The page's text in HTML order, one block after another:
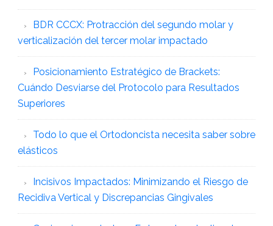
BDR CCCX: Protracción del segundo molar y
verticalización del tercer molar impactado
Posicionamiento Estratégico de Brackets:
Cuándo Desviarse del Protocolo para Resultados
Superiores
Todo lo que el Ortodoncista necesita saber sobre
elásticos
Incisivos Impactados: Minimizando el Riesgo de
Recidiva Vertical y Discrepancias Gingivales